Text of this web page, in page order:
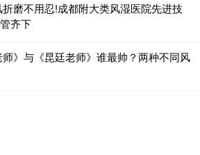
磨不用忍!成都附大类风湿医院先进技
齐下
》与《昆廷老师》谁最帅？两种不同风